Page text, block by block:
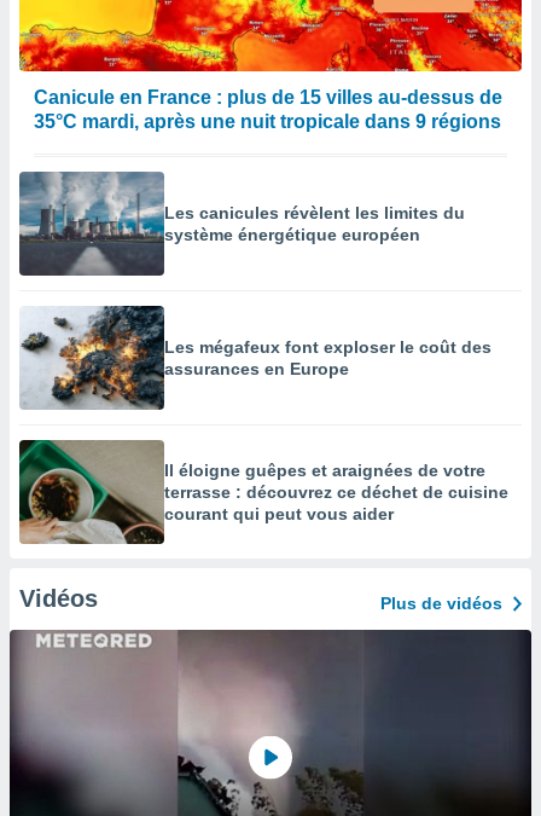
Canicule en France : plus de 15 villes au-dessus de
35°C mardi, après une nuit tropicale dans 9 régions
Les canicules révèlent les limites du
système énergétique européen
Les mégafeux font exploser le coût des
assurances en Europe
Il éloigne guêpes et araignées de votre
terrasse : découvrez ce déchet de cuisine
courant qui peut vous aider
Vidéos Plus de vidéos